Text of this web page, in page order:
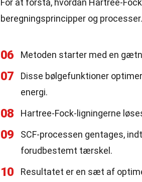
For at forstå, hvordan Hartree-
beregningsprincipper og processer.
06 Metoden starter med en
07
Disse bølgefunktioner
energi.
08 Hartree-Fock-ligningerne
09
SCF-processen gentages,
forudbestemt tærskel.
10
Resultatet er en sæt af